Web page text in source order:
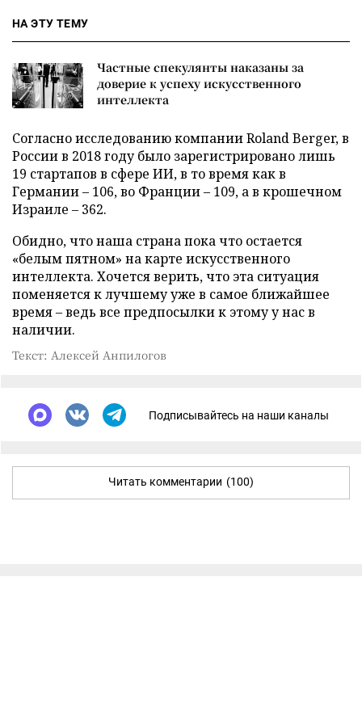
НА ЭТУ ТЕМУ
Частные спекулянты наказаны за
доверие к успеху искусственного
интеллекта
Согласно исследованию компании Roland Berger, в
России в 2018 году было зарегистрировано лишь
19 стартапов в сфере ИИ, в то время как в
Германии – 106, во Франции – 109, а в крошечном
Израиле – 362.
Обидно, что наша страна пока что остается
«белым пятном» на карте искусственного
интеллекта. Хочется верить, что эта ситуация
поменяется к лучшему уже в самое ближайшее
время – ведь все предпосылки к этому у нас в
наличии.
Текст: Алексей Анпилогов
Подписывайтесь на наши каналы
Читать комментарии (100)